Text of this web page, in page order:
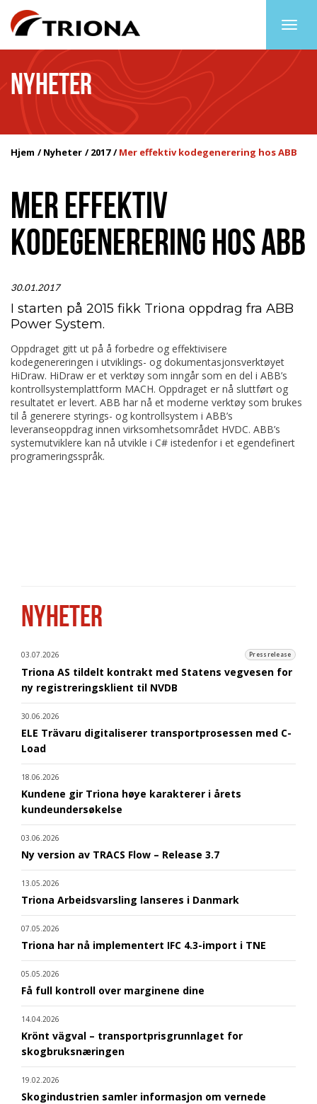
NYHETER
Hjem Nyheter 2017 Mer effektiv kodegenerering hos ABB
MER EFFEKTIV
KODEGENERERING HOS ABB
30.01.2017
I starten på 2015 fikk Triona oppdrag fra ABB
Power System.
Oppdraget gitt ut på å forbedre og effektivisere
kodegenereringen i utviklings- og dokumentasjonsverktøyet
HiDraw. HiDraw er et verktøy som inngår som en del i ABB’s
kontrollsystemplattform MACH. Oppdraget er nå sluttført og
resultatet er levert. ABB har nå et moderne verktøy som brukes
til å generere styrings- og kontrollsystem i ABB’s
leveranseoppdrag innen virksomhetsområdet HVDC. ABB’s
systemutviklere kan nå utvikle i C# istedenfor i et egendefinert
programeringsspråk.
NYHETER
03.07.2026 Pressrelease
Triona AS tildelt kontrakt med Statens vegvesen for
ny registreringsklient til NVDB
30.06.2026
ELE Trävaru digitaliserer transportprosessen med C-
Load
18.06.2026
Kundene gir Triona høye karakterer i årets
kundeundersøkelse
03.06.2026
Ny version av TRACS Flow – Release 3.7
13.05.2026
Triona Arbeidsvarsling lanseres i Danmark
07.05.2026
Triona har nå implementert IFC 4.3-import i TNE
05.05.2026
Få full kontroll over marginene dine
14.04.2026
Krönt vägval – transportprisgrunnlaget for
skogbruksnæringen
19.02.2026
Skogindustrien samler informasjon om vernede